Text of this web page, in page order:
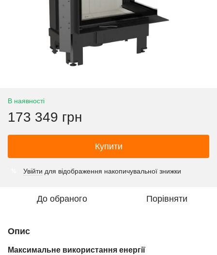
В наявності
173 349 грн
Купити
Увійти для відображення накопичувальної знижки
До обраного Порівняти
Опис
Максимальне використання енергії